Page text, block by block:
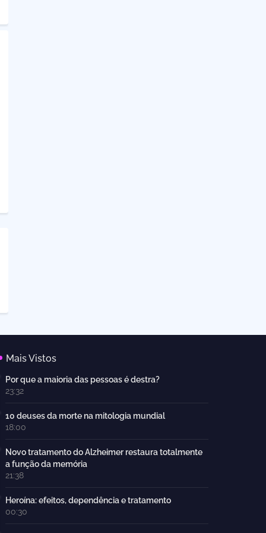
Mais Vistos
Por que a maioria das pessoas é destra?
23:32
10 deuses da morte na mitologia mundial
18:00
Novo tratamento do Alzheimer restaura totalmente
a função da memória
21:38
Heroína: efeitos, dependência e tratamento
00:30